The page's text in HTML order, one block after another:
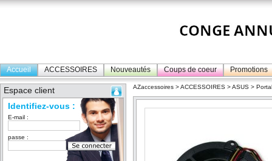
Accueil ACCESSOIRES Nouveautés Coups de coeur Promotions
Espace client
Identifiez-vous :
E-mail :
passe :
AZaccessoires >ACCESSOIRES >ASUS >